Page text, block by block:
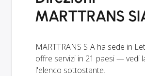
MARTTRANS
MARTTRANS SIA ha sede in
offre servizi in 21 paesi — vedi
l'elenco sottostante.